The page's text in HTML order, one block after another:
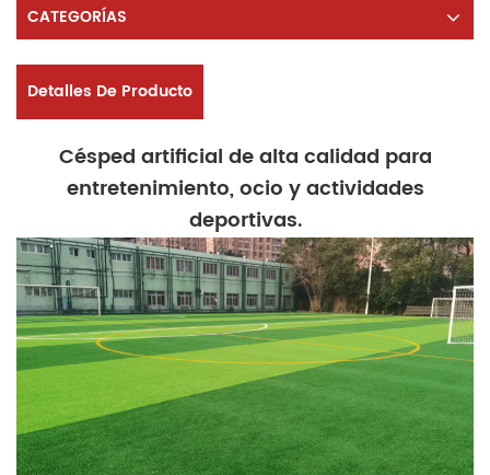
CATEGORÍAS
Detalles De Producto
Césped artificial de alta calidad para
entretenimiento, ocio y actividades
deportivas.